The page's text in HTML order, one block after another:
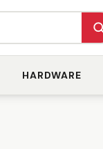
HARDWARE